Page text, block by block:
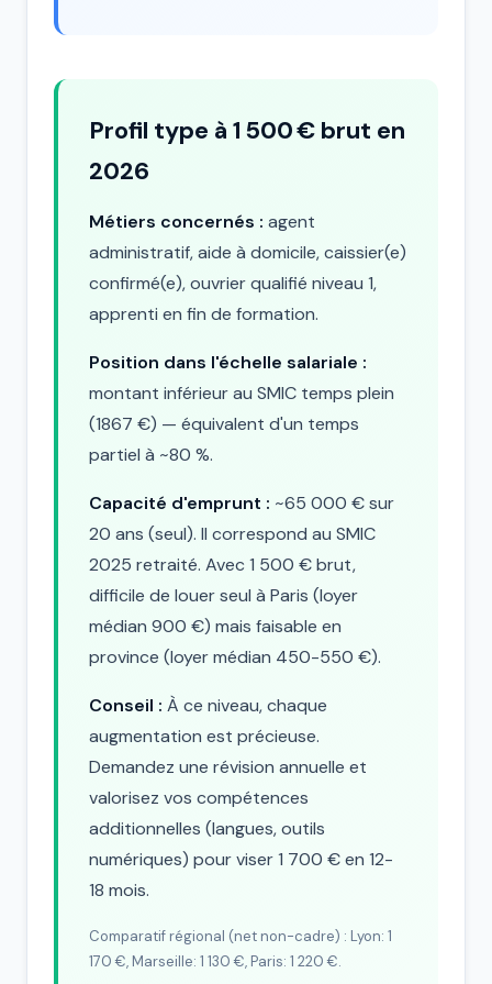
Profil type à 1 500 € brut en
2026
Métiers concernés : agent
administratif, aide à domicile, caissier(e)
confirmé(e), ouvrier qualifié niveau 1,
apprenti en fin de formation.
Position dans l'échelle salariale :
montant inférieur au SMIC temps plein
(1867 €) — équivalent d'un temps
partiel à ~80 %.
Capacité d'emprunt : ~65 000 € sur
20 ans (seul). Il correspond au SMIC
2025 retraité. Avec 1 500 € brut,
difficile de louer seul à Paris (loyer
médian 900 €) mais faisable en
province (loyer médian 450-550 €).
Conseil : À ce niveau, chaque
augmentation est précieuse.
Demandez une révision annuelle et
valorisez vos compétences
additionnelles (langues, outils
numériques) pour viser 1 700 € en 12-
18 mois.
Comparatif régional (net non-cadre) : Lyon: 1
170 €, Marseille: 1 130 €, Paris: 1 220 €.